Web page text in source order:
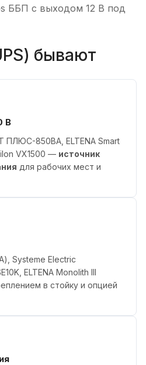
ББП с выходом 12 В под
бывают
В
ПЛЮС-850ВА, ELTENA Smart
VX1500 — источник
для рабочих мест и
Systeme Electric
ELTENA Monolith III
в стойку и опцией